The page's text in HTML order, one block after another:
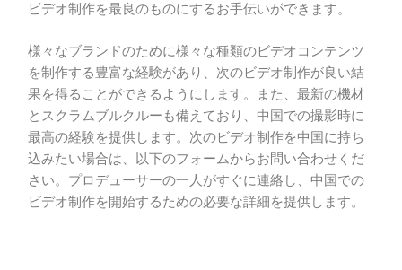
ビデオ制作を最良のものにするお手伝いができます。
様々なブランドのために様々な種類のビデオコンテンツ
を制作する豊富な経験があり、次のビデオ制作が良い結
果を得ることができるようにします。また、最新の機材
とスクラムブルクルーも備えており、中国での撮影時に
最高の経験を提供します。次のビデオ制作を中国に持ち
込みたい場合は、以下のフォームからお問い合わせくだ
さい。プロデューサーの一人がすぐに連絡し、中国での
ビデオ制作を開始するための必要な詳細を提供します。